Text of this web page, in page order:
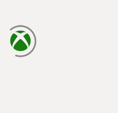
laden